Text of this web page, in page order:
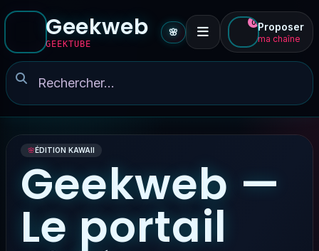
Geekweb
GEEKTUBE
🌸
0 Proposer
ma chaîne
🌸ÉDITION KAWAII
Geekweb —
Le portail